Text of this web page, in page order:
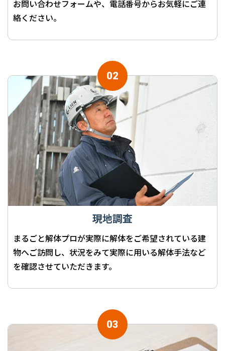
お問い合わせフォームや、電話番号からお気軽にご連
絡ください。
現地調査
まるごと解体プロが実際に解体をご希望されている建
物へご訪問し、状況をみて実際に用いる解体手法など
を確認させていただきます。